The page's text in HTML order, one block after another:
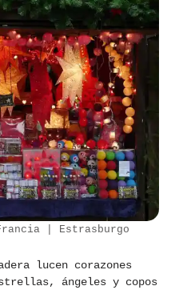
| Estrasburgo
lucen corazones
ángeles y copos